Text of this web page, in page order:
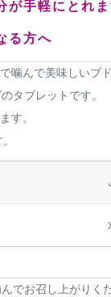
手軽にとれま
る方へ
噛んで美味しいブ
タブレットです。
す。
でお召し上がりくだ